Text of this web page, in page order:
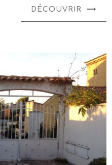
DÉCOUVRIR